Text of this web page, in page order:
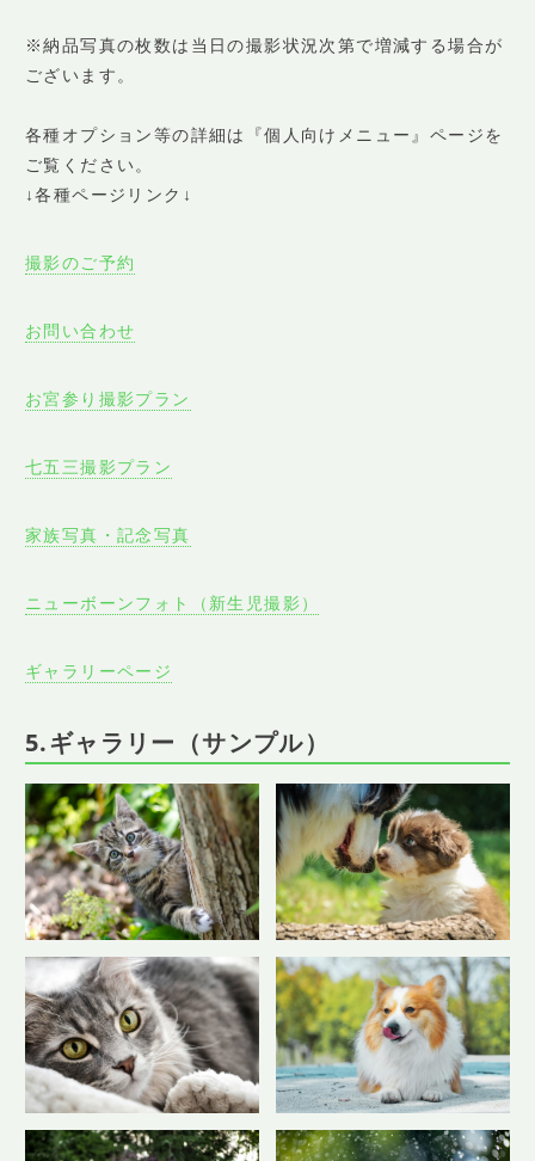
※納品写真の枚数は当日の撮影状況次第で増減する場合が
ございます。
各種オプション等の詳細は『個人向けメニュー』ページを
ご覧ください。
↓各種ページリンク↓
撮影のご予約
お問い合わせ
お宮参り撮影プラン
七五三撮影プラン
家族写真・記念写真
ニューボーンフォト（新生児撮影）
ギャラリーページ
5.ギャラリー（サンプル）